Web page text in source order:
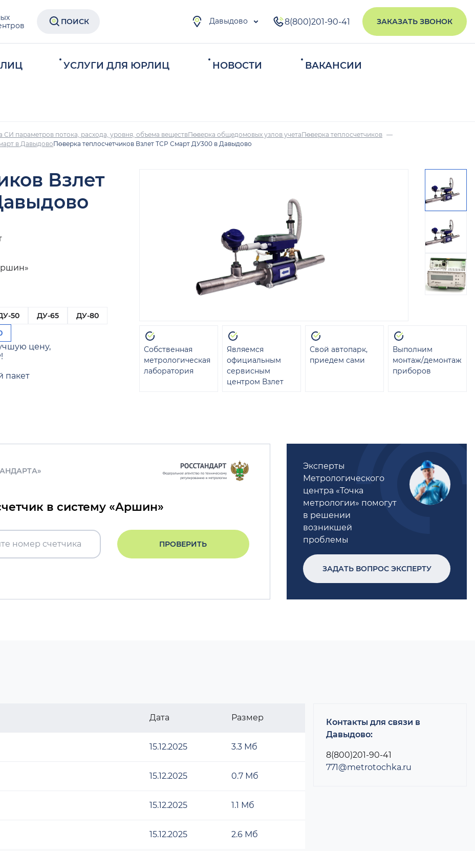
ПОИСК Давыдово 8(800)201-90-41 ЗАКАЗАТЬ ЗВОНОК
УСЛУГИ ДЛЯ ЮРЛИЦ НОВОСТИ ВАКАНСИИ
СИ параметров потока, расхода, уровня, объема веществПоверка общедомовых узлов учетаПоверка теплосчетчиков
в ДавыдовоПоверка теплосчетчиков Взлет ТСР Смарт ДУ300 в Давыдово
Взлет
50 ДУ-65
ДУ-80
цену,
пакет
Собственная
метрологическая
лаборатория
Являемся
официальным
сервисным
центром Взлет
Свой автопарк,
приедем сами
Выполним
монтаж/демонтаж
приборов
в систему «Аршин»
ПРОВЕРИТЬ
Эксперты
Метрологического
центра «Точка
метрологии» помогут
в решении
возникшей
проблемы
ЗАДАТЬ ВОПРОС ЭКСПЕРТУ
Дата Размер
15.12.2025 3.3 Мб
15.12.2025 0.7 Мб
15.12.2025 1.1 Мб
15.12.2025 2.6 Мб
Контакты для связи в
Давыдово:
8(800)201-90-41
771@metrotochka.ru